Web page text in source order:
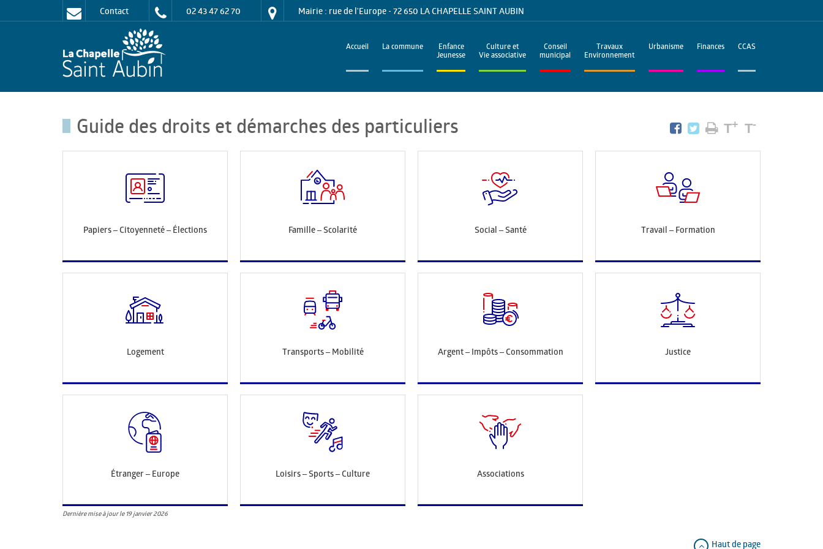
Contact 02 43 47 62 70 Mairie : rue de l'Europe - 72 650 LA CHAPELLE SAINT AUBIN
Accueil La commune
Enfance
Jeunesse
Culture et
Vie associative
Conseil
municipal
Travaux
Environnement
Urbanisme Finances CCAS
Guide des droits et démarches des particuliers T+ T-
Papiers – Citoyenneté – Élections Famille – Scolarité Social – Santé Travail – Formation
Logement Transports – Mobilité Argent – Impôts – Consommation Justice
Étranger – Europe Loisirs – Sports – Culture Associations
Dernière mise à jour le 19 janvier 2026
Haut de page